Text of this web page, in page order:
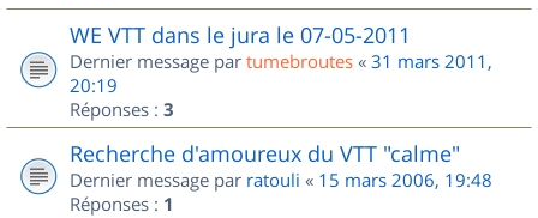
WE VTT dans le jura le 07-05-2011
Dernier message par tumebroutes « 31 mars 2011,
20:19
Réponses : 3
Recherche d'amoureux du VTT "calme"
Dernier message par ratouli « 15 mars 2006, 19:48
Réponses : 1